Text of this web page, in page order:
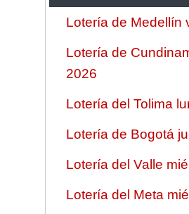
Lotería de Medellín
Lotería de
2026
Lotería del Tolima
Lotería de Bogotá
Lotería del Valle
Lotería del Meta